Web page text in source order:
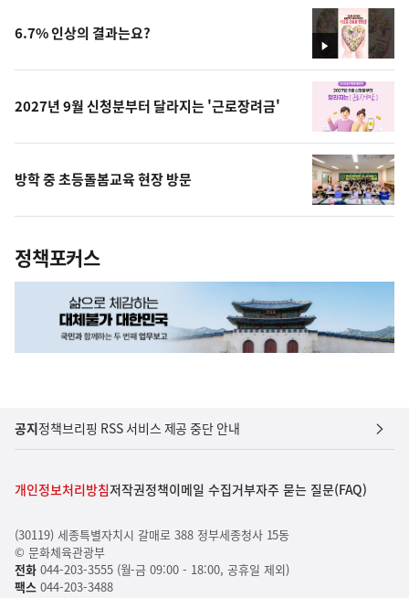
영
상
6.7% 인상의 결과는요?
2027년 9월 신청분부터 달라지는 '근로장려금'
방학 중 초등돌봄교육 현장 방문
정책포커스
공지정책브리핑 RSS 서비스 제공 중단 안내
개인정보처리방침저작권정책이메일 수집거부자주 묻는 질문(FAQ)
(30119) 세종특별자치시 갈매로 388 정부세종청사 15동
© 문화체육관광부
전화044-203-3555 (월-금 09:00 - 18:00, 공휴일 제외)
팩스044-203-3488